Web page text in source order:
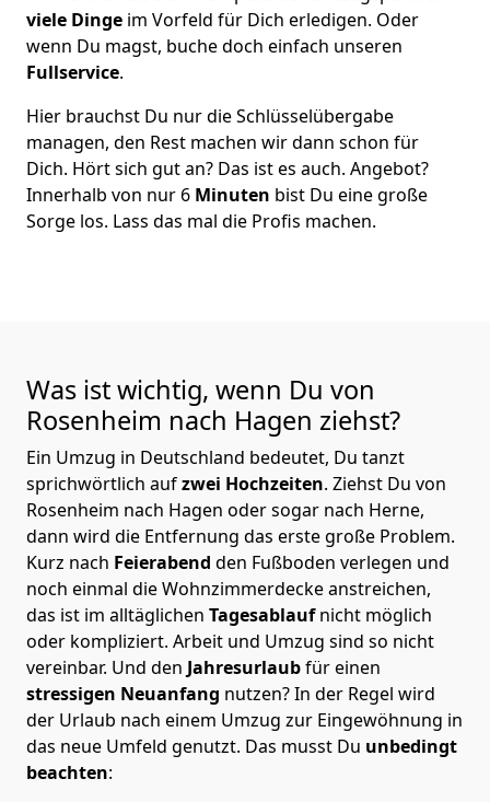
viele Dinge im Vorfeld für Dich erledigen. Oder
wenn Du magst, buche doch einfach unseren
Fullservice.
Hier brauchst Du nur die Schlüsselübergabe
managen, den Rest machen wir dann schon für
Dich. Hört sich gut an? Das ist es auch. Angebot?
Innerhalb von nur 6 Minuten bist Du eine große
Sorge los. Lass das mal die Profis machen.
Was ist wichtig, wenn Du von
Rosenheim nach Hagen ziehst?
Ein Umzug in Deutschland bedeutet, Du tanzt
sprichwörtlich aufzwei Hochzeiten. Ziehst Du von
Rosenheim nach Hagen oder sogar nach Herne,
dann wird die Entfernung das erste große Problem.
Kurz nach Feierabend den Fußboden verlegen und
noch einmal die Wohnzimmerdecke anstreichen,
das ist im alltäglichen Tagesablaufnicht möglich
oder kompliziert. Arbeit und Umzug sind so nicht
vereinbar. Und den Jahresurlaubfür einen
stressigen Neuanfang nutzen? In der Regel wird
der Urlaub nach einem Umzug zur Eingewöhnung in
das neue Umfeld genutzt. Das musst Du unbedingt
beachten: